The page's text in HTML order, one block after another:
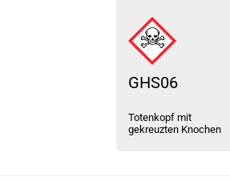
GHS06
Totenkopf mit
gekreuzten Knochen